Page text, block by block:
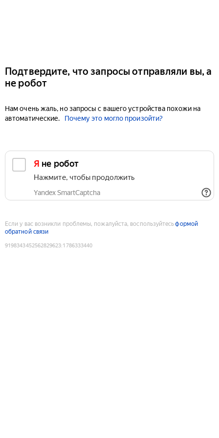
Подтвердите, что запросы отправляли вы, а
не робот
Нам очень жаль, но запросы с вашего устройства похожи на
автоматические.
Почему это могло произойти?
Я не робот
Нажмите, чтобы продолжить
Yandex SmartCaptcha
Если у вас возникли проблемы, пожалуйста, воспользуйтесьформой
обратной связи
9198343452562829623:1786333440